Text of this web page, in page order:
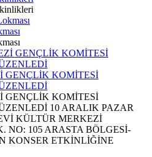
GENÇLİK KOMİTESİ
GENÇLİK KOMİTESİ
10 ARALIK PAZAR
KÜLTÜR MERKEZİ
NO: 105 ARASTA BÖLGESİ-
KONSER ETKİNLİĞİNE